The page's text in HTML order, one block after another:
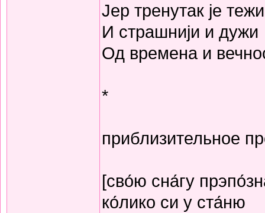
Јер тренутак је тежи
И страшнији и дужи
Од времена и
*
приблизительное
[сво́ю сна́гу
ко́лико си у ста́ню